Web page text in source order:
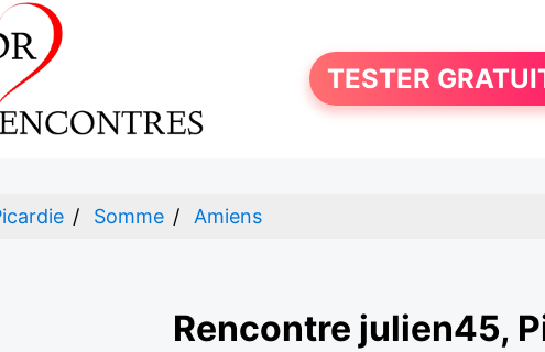
TESTER
Somme Amiens
Rencontre julien45,